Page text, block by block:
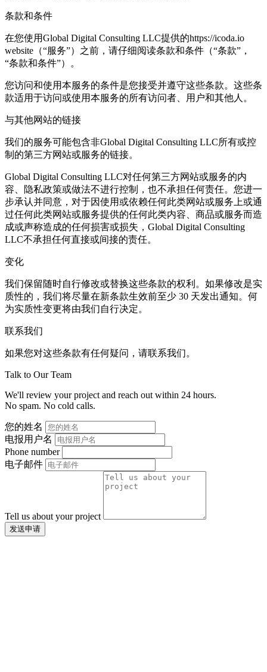
条款和条件
在您使用Global Digital Consulting LLC提供的https://icoda.io
website（“服务”）之前，请仔细阅读条款和条件（“条款”，
“条款和条件”）。
您访问和使用本服务的条件是您接受并遵守这些条款。这些条
款适用于访问或使用本服务的所有访问者、用户和其他人。
与其他网站的链接
我们的服务可能包含非Global Digital Consulting LLC所有或控
制的第三方网站或服务的链接。
Global Digital Consulting LLC对任何第三方网站或服务的内
容、隐私政策或做法不进行控制，也不承担任何责任。您进一
步承认并同意，对于因使用或依赖任何此类网站或服务上或通
过任何此类网站或服务提供的任何此类内容、商品或服务而造
成或声称造成的任何损害或损失，Global Digital Consulting
LLC不承担任何直接或间接的责任。
变化
我们保留随时自行修改或替换这些条款的权利。如果修改是实
质性的，我们将尽量在新条款生效前至少 30 天发出通知。何
为实质性变更将由我们自行决定。
联系我们
如果您对这些条款有任何疑问，请联系我们。
Talk to Our Team
We'll review your project and reach out within 24 hours.
No spam. No cold calls.
您的姓名
电报用户名
Phone number
电子邮件
Tell us about your project
发送申请